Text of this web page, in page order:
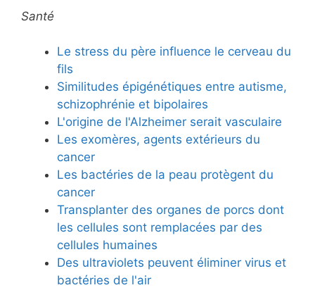
Santé
Le stress du père influence le cerveau du
fils
Similitudes épigénétiques entre autisme,
schizophrénie et bipolaires
L'origine de l'Alzheimer serait vasculaire
Les exomères, agents extérieurs du
cancer
Les bactéries de la peau protègent du
cancer
Transplanter des organes de porcs dont
les cellules sont remplacées par des
cellules humaines
Des ultraviolets peuvent éliminer virus et
bactéries de l'air